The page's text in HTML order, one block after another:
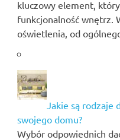
kluczowy element,
funkcjonalność wnętrz.
oświetlenia, od
Jakie są rodzaje
swojego domu?
Wybór odpowiednich